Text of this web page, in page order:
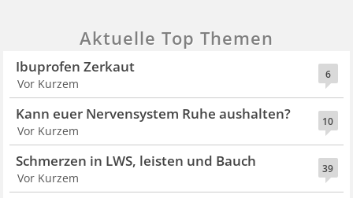
Aktuelle Top Themen
6
Ibuprofen Zerkaut
Vor Kurzem
10
Kann euer Nervensystem Ruhe aushalten?
Vor Kurzem
39
Schmerzen in LWS, leisten und Bauch
Vor Kurzem